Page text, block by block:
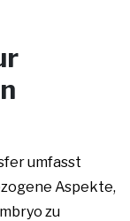
umfasst
Aspekte,
zu